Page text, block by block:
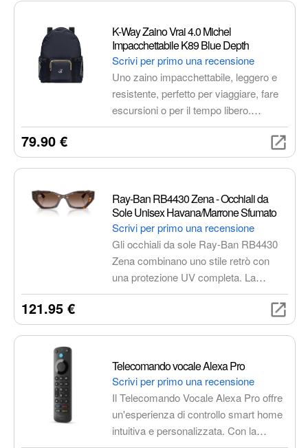
K-Way Zaino Vrai 4.0 Michel
Impacchettabile K89 Blue Depth
Scrivi per primo una recensione
Uno zaino impacchettabile, leggero e
resistente, perfetto per viaggiare, fare
escursioni o per il tempo libero.
Realizzato in tessuto ripstop
nella sua tasca interna e offre una
umidità.
79.90 €
Ray-Ban RB4430 Zena - Occhiali da
Sole Unisex Havana/Marrone Sfumato
Scrivi per primo una recensione
Gli occhiali da sole Ray-Ban RB4430
Zena combinano uno stile retrò con
una protezione UV completa. La
montatura a farfalla in Havana e le lenti
elegante e confortevole, ideale per visi
121.95 €
Telecomando vocale Alexa Pro
Scrivi per primo una recensione
Il Telecomando Vocale Alexa Pro offre
un'esperienza di controllo smart home
intuitiva e personalizzata. Con la